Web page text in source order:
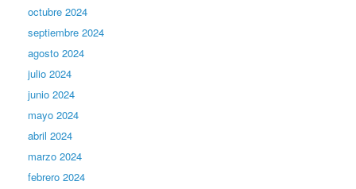
octubre 2024
septiembre 2024
agosto 2024
julio 2024
junio 2024
mayo 2024
abril 2024
marzo 2024
febrero 2024